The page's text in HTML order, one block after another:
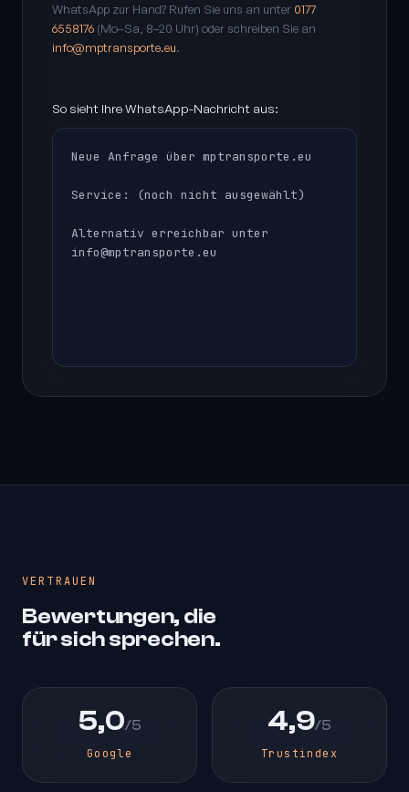
WhatsApp zur Hand? Rufen Sie uns an unter 0177
6558176 (Mo–Sa, 8–20 Uhr) oder schreiben Sie an
info@mptransporte.eu.
So sieht Ihre WhatsApp-Nachricht aus:
Neue Anfrage über mptransporte.eu
Service: (noch nicht ausgewählt)
Alternativ erreichbar unter
info@mptransporte.eu
VERTRAUEN
Bewertungen, die
für sich sprechen.
5,0/5
Google
4,9/5
Trustindex